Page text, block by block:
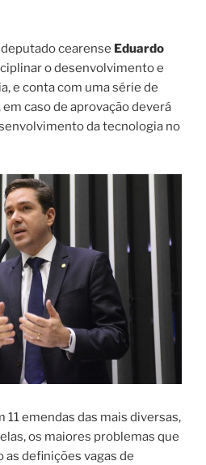
cearense Eduardo
o desenvolvimento e
e conta com uma série de
caso de aprovação deverá
da tecnologia no
11 emendas das mais diversas,
os maiores problemas que
definições vagas de